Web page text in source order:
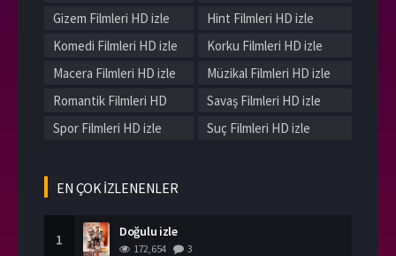
Gizem Filmleri HD izle
Hint Filmleri HD izle
Komedi Filmleri HD izle
Korku Filmleri HD izle
Macera Filmleri HD izle
Müzikal Filmleri HD izle
Romantik Filmleri HD
izle
Savaş Filmleri HD izle
Spor Filmleri HD izle
Suç Filmleri HD izle
Yerli Filmleri HD izle
EN ÇOK İZLENENLER
1 Doğulu izle
172,654 3